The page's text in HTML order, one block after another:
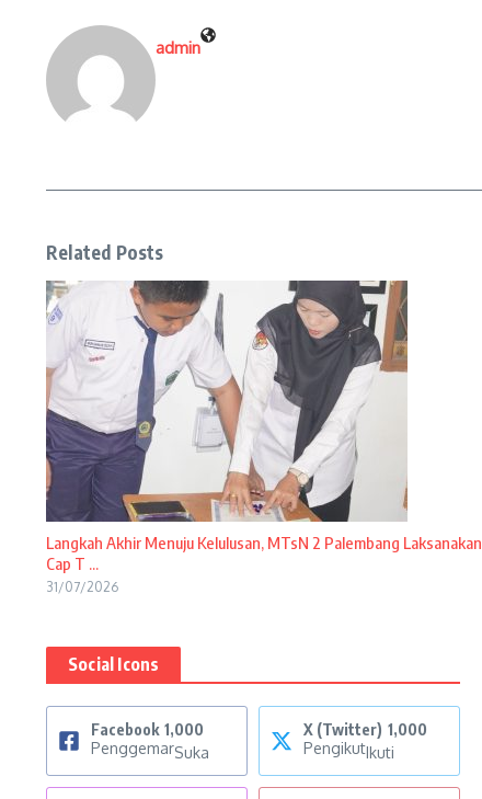
admin
Related Posts
Langkah Akhir Menuju Kelulusan, MTsN 2 Palembang Laksanakan
Cap T ...
31/07/2026
Social Icons
Facebook 1,000
PenggemarSuka
X (Twitter) 1,000
PengikutIkuti